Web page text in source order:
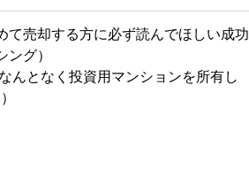
て売却する方に必ず読んでほしい成功
グ）
んとなく投資用マンションを所有し